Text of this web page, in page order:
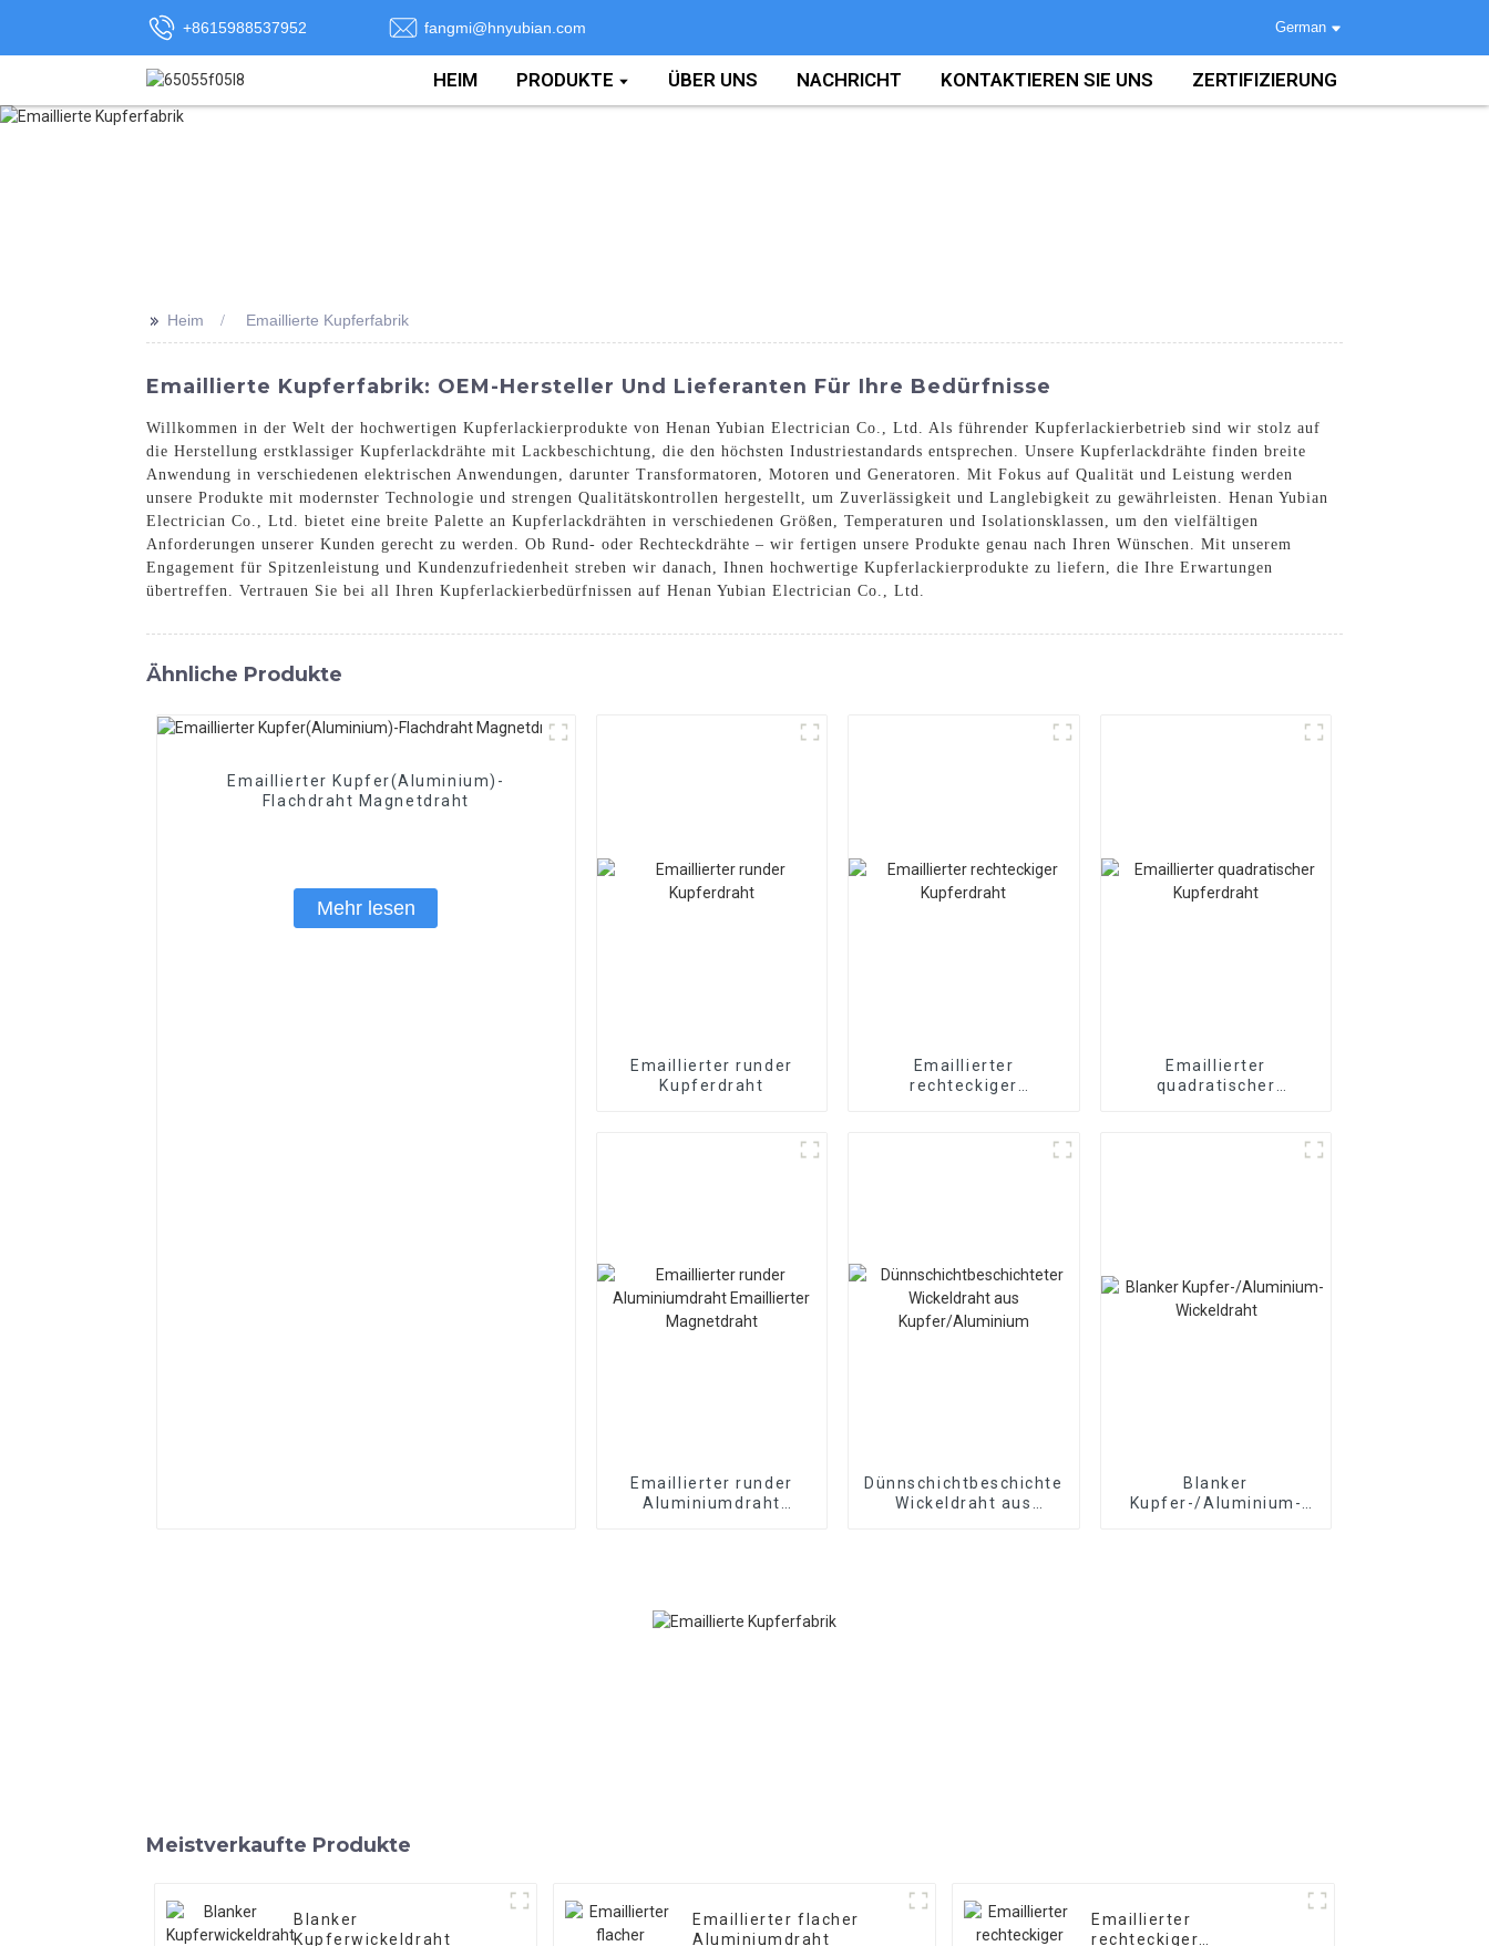
+8615988537952 fangmi@hnyubian.com German
HEIM PRODUKTE ÜBER UNS NACHRICHT KONTAKTIEREN SIE UNS ZERTIFIZIERUNG
>> Heim Emaillierte Kupferfabrik
Emaillierte Kupferfabrik: OEM-Hersteller Und Lieferanten Für Ihre Bedürfnisse
Willkommen in der Welt der hochwertigen Kupferlackierprodukte von Henan Yubian Electrician Co., Ltd. Als führender Kupferlackierbetrieb sind wir stolz auf
die Herstellung erstklassiger Kupferlackdrähte mit Lackbeschichtung, die den höchsten Industriestandards entsprechen. Unsere Kupferlackdrähte finden breite
Anwendung in verschiedenen elektrischen Anwendungen, darunter Transformatoren, Motoren und Generatoren. Mit Fokus auf Qualität und Leistung werden
unsere Produkte mit modernster Technologie und strengen Qualitätskontrollen hergestellt, um Zuverlässigkeit und Langlebigkeit zu gewährleisten. Henan Yubian
Electrician Co., Ltd. bietet eine breite Palette an Kupferlackdrähten in verschiedenen Größen, Temperaturen und Isolationsklassen, um den vielfältigen
Anforderungen unserer Kunden gerecht zu werden. Ob Rund- oder Rechteckdrähte – wir fertigen unsere Produkte genau nach Ihren Wünschen. Mit unserem
Engagement für Spitzenleistung und Kundenzufriedenheit streben wir danach, Ihnen hochwertige Kupferlackierprodukte zu liefern, die Ihre Erwartungen
übertreffen. Vertrauen Sie bei all Ihren Kupferlackierbedürfnissen auf Henan Yubian Electrician Co., Ltd.
Ähnliche Produkte
Emaillierter Kupfer(Aluminium)-
Flachdraht Magnetdraht
Mehr lesen
Emaillierter runder
Kupferdraht
Emaillierter
rechteckiger
Emaillierter
quadratischer
Emaillierter runder
Aluminiumdraht
Dünnschichtbeschichteter
Wickeldraht aus
Blanker
Kupfer-/Aluminium-
Meistverkaufte Produkte
Blanker
Kupferwickeldraht
Emaillierter flacher
Aluminiumdraht
Emaillierter
rechteckiger